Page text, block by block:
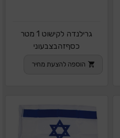
גרילנדה לקישוט 1 מטר
כסףזהבצבעוני
הוספה להצעת מחיר